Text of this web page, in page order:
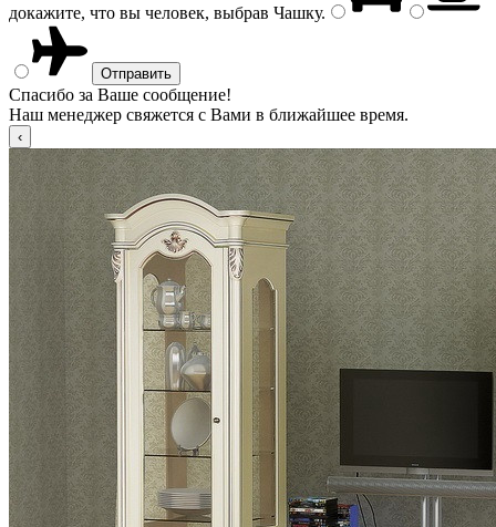
докажите, что вы человек, выбрав Чашку.
Спасибо за Ваше сообщение!
Наш менеджер свяжется с Вами в ближайшее время.